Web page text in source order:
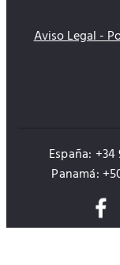
Aviso Legal -
España: +34
Panamá: